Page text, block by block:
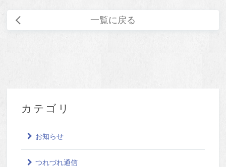
一覧に戻る
カテゴリ
お知らせ
つれづれ通信